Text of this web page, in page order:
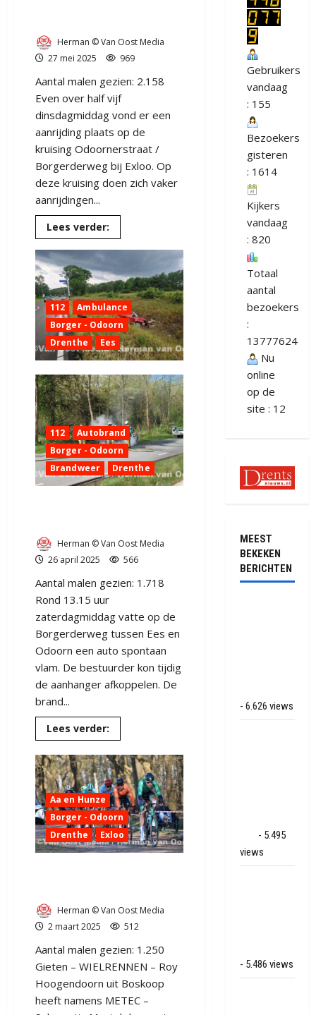
bij
Exloo.
112
Ambulance
Borger - Odoorn
Drenthe
Ees
Herman © Van Oost Media
27 mei 2025
969
Aantal malen gezien: 2.158
Even over half vijf
dinsdagmiddag vond er een
aanrijding plaats op de
kruising Odoornerstraat /
Borgerderweg bij Exloo. Op
deze kruising doen zich vaker
aanrijdingen...
Lees verder:
meer
Veel
schade
bij
ongeval
Exloo
112
Autobrand
Borger - Odoorn
Brandweer
Drenthe
Herman © Van Oost Media
26 april 2025
566
Aantal malen gezien: 1.718
Rond 13.15 uur
zaterdagmiddag vatte op de
Borgerderweg tussen Ees en
Odoorn een auto spontaan
vlam. De bestuurder kon tijdig
de aanhanger afkoppelen. De
brand...
Lees verder:
meer
Auto
door
brand
verwoest
tussen
Ees
en
Odoorn
Aa en Hunze
Borger - Odoorn
Drenthe
Exloo
Herman © Van Oost Media
2 maart 2025
512
Aantal malen gezien: 1.250
Gieten – WIELRENNEN – Roy
Hoogendoorn uit Boskoop
heeft namens METEC –
Gebruikers
vandaag
: 155
Bezoekers
gisteren
: 1614
Kijkers
vandaag
: 820
Totaal
aantal
bezoekers
:
13777624
Nu
online
op de
site : 12
MEEST
BEKEKEN
BERICHTEN
- 6.626 views
- 5.495
views
- 5.486 views